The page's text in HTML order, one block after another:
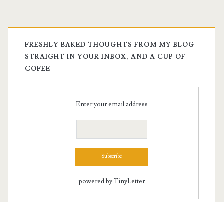
FRESHLY BAKED THOUGHTS FROM MY BLOG
STRAIGHT IN YOUR INBOX, AND A CUP OF
COFEE
Enter your email address
powered by TinyLetter